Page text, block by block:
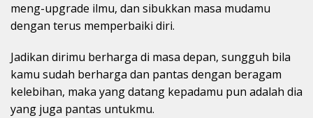
meng-upgrade ilmu, dan sibukkan masa mudamu
dengan terus memperbaiki diri.
Jadikan dirimu berharga di masa depan, sungguh bila
kamu sudah berharga dan pantas dengan beragam
kelebihan, maka yang datang kepadamu pun adalah dia
yang juga pantas untukmu.